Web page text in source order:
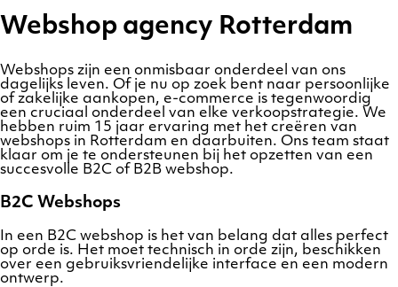
Webshop agency Rotterdam
Webshops zijn een onmisbaar onderdeel van ons
dagelijks leven. Of je nu op zoek bent naar persoonlijke
of zakelijke aankopen, e-commerce is tegenwoordig
een cruciaal onderdeel van elke verkoopstrategie. We
hebben ruim 15 jaar ervaring met het creëren van
webshops in Rotterdam en daarbuiten. Ons team staat
klaar om je te ondersteunen bij het opzetten van een
succesvolle B2C of B2B webshop.
B2C Webshops
In een B2C webshop is het van belang dat alles perfect
op orde is. Het moet technisch in orde zijn, beschikken
over een gebruiksvriendelijke interface en een modern
ontwerp.